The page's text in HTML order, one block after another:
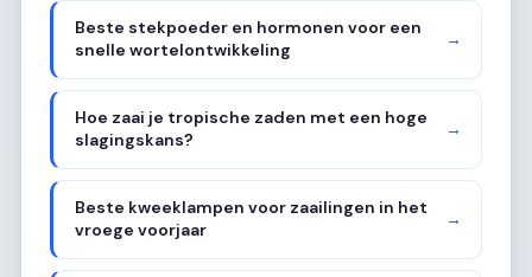
Beste stekpoeder en hormonen voor een
snelle wortelontwikkeling
→
Hoe zaai je tropische zaden met een hoge
slagingskans?
→
Beste kweeklampen voor zaailingen in het
vroege voorjaar
→